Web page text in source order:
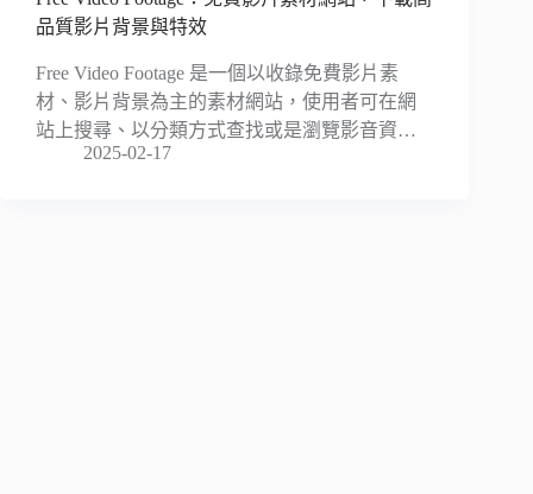
品質影片背景與特效
Free Video Footage 是一個以收錄免費影片素
材、影片背景為主的素材網站，使用者可在網
站上搜尋、以分類方式查找或是瀏覽影音資…
2025-02-17